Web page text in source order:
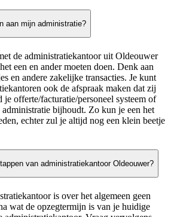
aan mijn administratie?
de administratiekantoor uit Oldeouwer
een en ander moeten doen. Denk aan
en andere zakelijke transacties. Je kunt
ook de afspraak maken dat zij
offerte/facturatie/personeel systeem of
administratie bijhoudt. Zo kun je een het
echter zul je altijd nog een klein beetje
van administratiekantoor Oldeouwer?
is over het algemeen geen
wat de opzegtermijn is van je huidige